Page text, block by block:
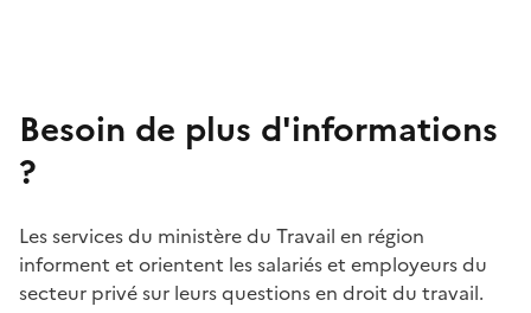
Besoin de plus d'informations
?
Les services du ministère du Travail en région
informent et orientent les salariés et employeurs du
secteur privé sur leurs questions en droit du travail.